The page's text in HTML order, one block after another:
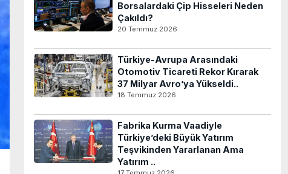
Borsalardaki Çip Hisseleri Neden
Çakıldı?
20 Temmuz 2026
Türkiye-Avrupa Arasındaki
Otomotiv Ticareti Rekor Kırarak
37 Milyar Avro’ya Yükseldi..
18 Temmuz 2026
Fabrika Kurma Vaadiyle
Türkiye’deki Büyük Yatırım
Teşvikinden Yararlanan Ama
Yatırım ..